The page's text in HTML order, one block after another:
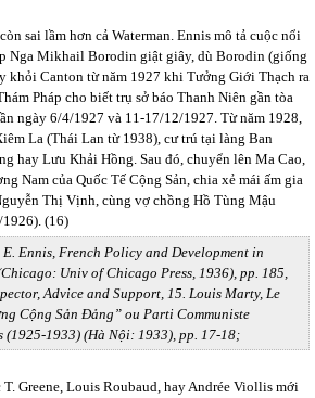
sai lầm hơn cả Waterman. Ennis mô tả cuộc nổi
Nga Mikhail Borodin giật giây, dù Borodin (giống
khỏi Canton từ năm 1927 khi Tưởng Giới Thạch ra
Pháp cho biết trụ sở báo Thanh Niên gần tòa
ngày 6/4/1927 và 11-17/12/1927. Từ năm 1928,
La (Thái Lan từ 1938), cư trú tại làng Ban
hay Lưu Khải Hồng. Sau đó, chuyển lên Ma Cao,
Nam của Quốc Tế Cộng Sản, chia xẻ mái ấm gia
Thị Vịnh, cùng vợ chồng Hồ Tùng Mậu
(16)
E. Ennis, French Policy and Development in
Univ of Chicago Press, 1936), pp. 185,
Advice and Support, 15. Louis Marty, Le
Cộng Sản Đảng” ou Parti Communiste
(1925-1933) (Hà Nội: 1933), pp. 17-18;
Greene, Louis Roubaud, hay Andrée Viollis mới